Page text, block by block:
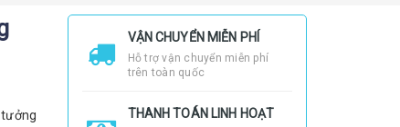
VẬN CHUYỂN MIỄN PHÍ
Hỗ trợ vận chuyển miễn phí
trên toàn quốc
THANH TOÁN LINH HOẠT